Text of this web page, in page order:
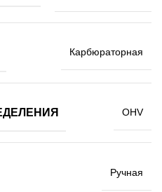
Карбюраторная
OHV
Ручная